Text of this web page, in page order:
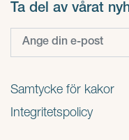
Ta del av vårat
Samtycke för kakor
Integritetspolicy